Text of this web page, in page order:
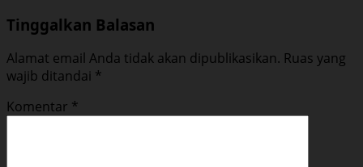
Tinggalkan Balasan
Alamat email Anda tidak akan dipublikasikan. Ruas yang
wajib ditandai *
Komentar *